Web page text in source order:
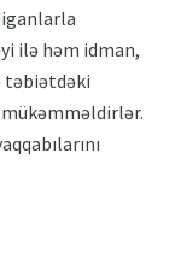
ilə həm idman,
təbiətdəki
mükəmməldirlər.